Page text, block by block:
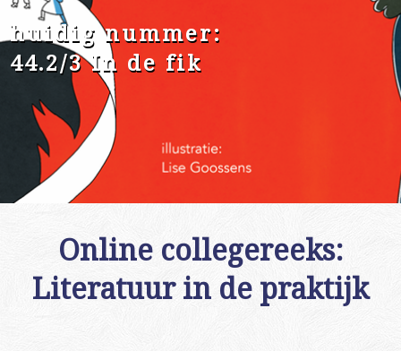
huidig nummer:
44.2/3 In de fik
Online collegereeks:
Literatuur in de praktijk